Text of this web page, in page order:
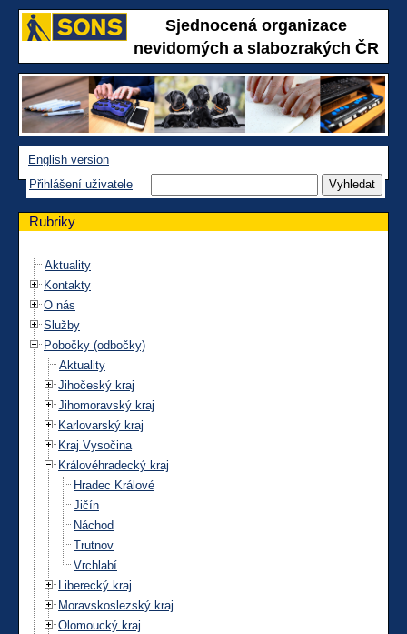
Sjednocená organizace
nevidomých a slabozrakých ČR
English version
Přihlášení uživatele
Rubriky
Aktuality
Kontakty
O nás
Služby
Pobočky (odbočky)
Aktuality
Jihočeský kraj
Jihomoravský kraj
Karlovarský kraj
Kraj Vysočina
Královéhradecký kraj
Hradec Králové
Jičín
Náchod
Trutnov
Vrchlabí
Liberecký kraj
Moravskoslezský kraj
Olomoucký kraj